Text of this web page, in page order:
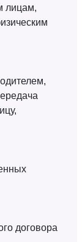
лицам,
договора